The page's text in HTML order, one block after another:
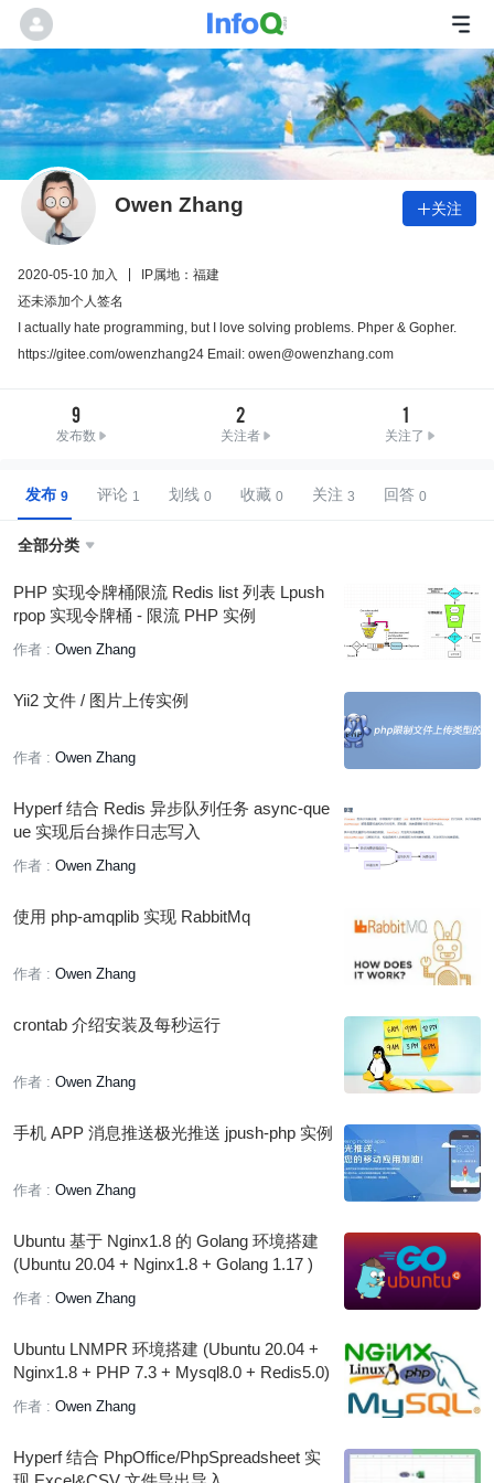
Owen Zhang 关注
2020-05-10 加入
IP属地：福建
还未添加个人签名
I actually hate programming, but I love solving problems. Phper & Gopher.
https://gitee.com/owenzhang24 Email: owen@owenzhang.com
9
发布数
2
关注者
1
关注了
发布 评论 划线 收藏 关注 回答
全部分类 
PHP 实现令牌桶限流 Redis list 列表 Lpush
rpop 实现令牌桶 - 限流 PHP 实例
作者 : Owen Zhang
Yii2 文件 / 图片上传实例
作者 : Owen Zhang
Hyperf 结合 Redis 异步队列任务 async-que
ue 实现后台操作日志写入
作者 : Owen Zhang
使用 php-amqplib 实现 RabbitMq
作者 : Owen Zhang
crontab 介绍安装及每秒运行
作者 : Owen Zhang
手机 APP 消息推送极光推送 jpush-php 实例
作者 : Owen Zhang
Ubuntu 基于 Nginx1.8 的 Golang 环境搭建
(Ubuntu 20.04 + Nginx1.8 + Golang 1.17 )
作者 : Owen Zhang
Ubuntu LNMPR 环境搭建 (Ubuntu 20.04 +
Nginx1.8 + PHP 7.3 + Mysql8.0 + Redis5.0)
作者 : Owen Zhang
Hyperf 结合 PhpOffice/PhpSpreadsheet 实